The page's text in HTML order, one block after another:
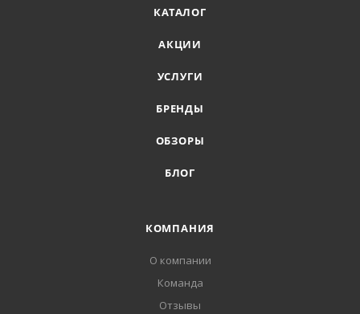
КАТАЛОГ
АКЦИИ
УСЛУГИ
БРЕНДЫ
ОБЗОРЫ
БЛОГ
КОМПАНИЯ
О компании
Команда
Отзывы